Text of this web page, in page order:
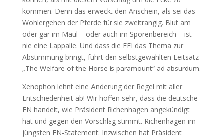
kommen. Denn das erweckt den Anschein, als sei das
Wohlergehen der Pferde für sie zweitrangig. Blut am
oder gar im Maul – oder auch im Sporenbereich – ist
nie eine Lappalie. Und dass die FEI das Thema zur
Abstimmung bringt, führt den selbstgewählten Leitsatz
„The Welfare of the Horse is paramount“ ad absurdum.
Xenophon lehnt eine Änderung der Regel mit aller
Entschiedenheit ab! Wir hoffen sehr, dass die deutsche
FN handelt, wie Präsident Richenhagen angekündigt
hat und gegen den Vorschlag stimmt. Richenhagen im
jüngsten FN-Statement: Inzwischen hat Präsident